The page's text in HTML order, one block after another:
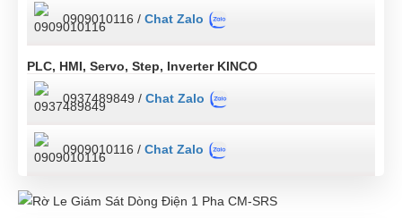
0909010116 / Chat Zalo
PLC, HMI, Servo, Step, Inverter KINCO
0937489849 / Chat Zalo
0909010116 / Chat Zalo